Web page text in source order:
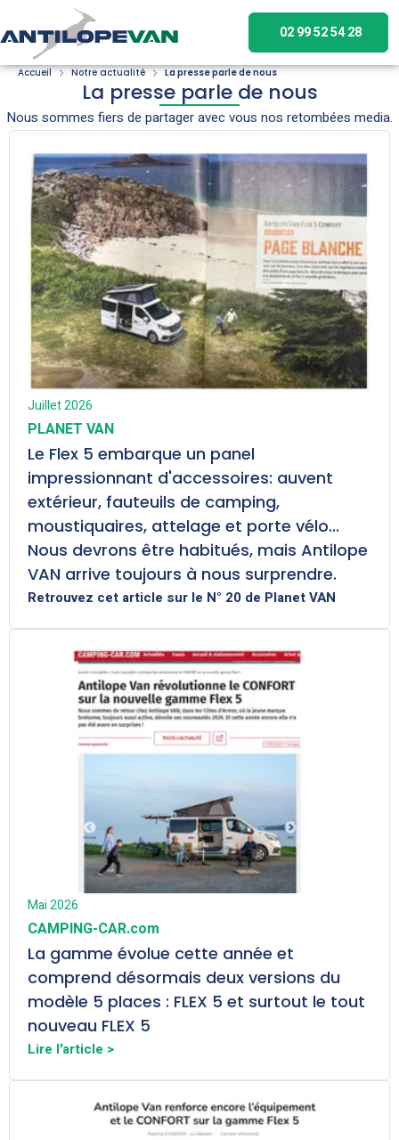
02 99 52 54 28
Accueil Notre actualité La presse parle de nous
La presse parle de nous
Nous sommes fiers de partager avec vous nos retombées media.
Juillet 2026
PLANET VAN
Le Flex 5 embarque un panel
impressionnant d'accessoires: auvent
extérieur, fauteuils de camping,
moustiquaires, attelage et porte vélo...
Nous devrons être habitués, mais Antilope
VAN arrive toujours à nous surprendre.
Retrouvez cet article sur le N° 20 de Planet VAN
Mai 2026
CAMPING-CAR.com
La gamme évolue cette année et
comprend désormais deux versions du
modèle 5 places : FLEX 5 et surtout le tout
nouveau FLEX 5
Lire l'article >